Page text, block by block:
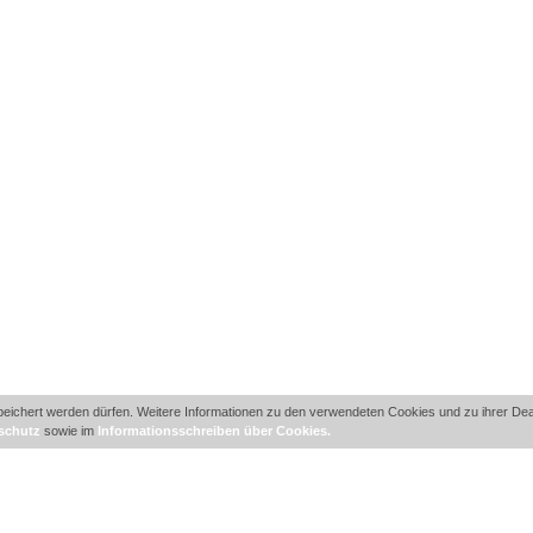
werden dürfen. Weitere Informationen zu den verwendeten Cookies und zu ihrer
sowie im Informationsschreiben über Cookies.